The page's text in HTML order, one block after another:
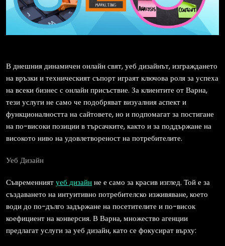
В днешния динамичен онлайн свят, уеб дизайнът, изграждането
на връзки и техническият съпорт играят ключова роля за успеха
на всеки бизнес с онлайн присъствие. За клиентите от Варна,
тези услуги не само че подобряват визуалния аспект и
функционалността на сайтовете, но и подпомагат за постигане
на по-високи позиции в търсачките, както и за поддържане на
високото ниво на удовлетвореност на потребителите.
Уеб Дизайн
Съвременниятуеб дизайнне е само за красив изглед. Той е за
създаването на интуитивно потребителско изживяване, което
води до по-дълго задържане на посетителите и по-висок
коефициент на конверсия. В Варна, множество агенции
предлагат услуги за уеб дизайн, като се фокусират върху: